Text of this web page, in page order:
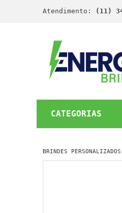
Atendimento: (11)
CATEGORIAS
BRINDES PERSONALIZADOS